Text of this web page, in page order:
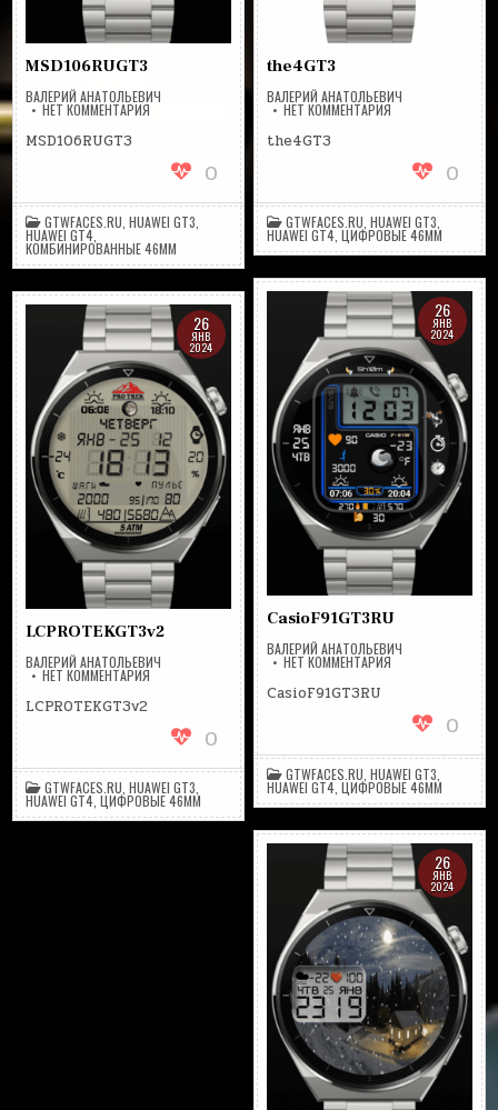
MSD106RUGT3
ВАЛЕРИЙ АНАТОЛЬЕВИЧ
НЕТ КОММЕНТАРИЯНА
MSD106RUGT3
0
GTWFACES.RU ,HUAWEI GT3
HUAWEI GT4
КОМБИНИРОВАННЫЕ 46ММ
the4GT3
ВАЛЕРИЙ АНАТОЛЬЕВИЧ
НЕТ КОММЕНТАРИЯНА
the4GT3
0
GTWFACES.RU ,HUAWEI GT3
HUAWEI GT4 ,ЦИФРОВЫЕ 46MM
26
ЯНВ
2024
CasioF91GT3RU
ВАЛЕРИЙ АНАТОЛЬЕВИЧ
НЕТ КОММЕНТАРИЯНА
CasioF91GT3RU
0
GTWFACES.RU ,HUAWEI GT3
HUAWEI GT4 ,ЦИФРОВЫЕ 46MM
26
ЯНВ
2024
LCPROTEKGT3v2
ВАЛЕРИЙ АНАТОЛЬЕВИЧ
НЕТ КОММЕНТАРИЯНА
LCPROTEKGT3V2
LCPROTEKGT3v2
0
GTWFACES.RU ,HUAWEI GT3
HUAWEI GT4 ,ЦИФРОВЫЕ 46MM
26
ЯНВ
2024